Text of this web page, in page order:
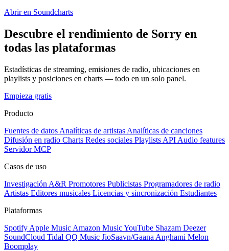
Abrir en Soundcharts
Descubre el rendimiento de Sorry en
todas las plataformas
Estadísticas de streaming, emisiones de radio, ubicaciones en
playlists y posiciones en charts — todo en un solo panel.
Empieza gratis
Producto
Fuentes de datos Analíticas de artistas Analíticas de canciones
Difusión en radio Charts Redes sociales Playlists API Audio features
Servidor MCP
Casos de uso
Investigación A&R Promotores Publicistas Programadores de radio
Artistas Editores musicales Licencias y sincronización Estudiantes
Plataformas
Spotify Apple Music Amazon MusicYouTube Shazam Deezer
SoundCloud Tidal QQ Music JioSaavn/Gaana Anghami Melon
Boomplay